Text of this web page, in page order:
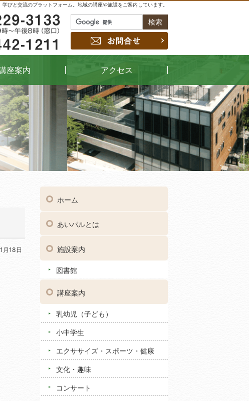
学びと交流のプラットフォーム。地域の講座や施設をご案内しています。
月18日
ホーム
あいパルとは
施設案内
図書館
講座案内
乳幼児（子ども）
小中学生
エクササイズ・スポーツ・健康
文化・趣味
コンサート
048-229-3133
048-442-1211
座案内 アクセス